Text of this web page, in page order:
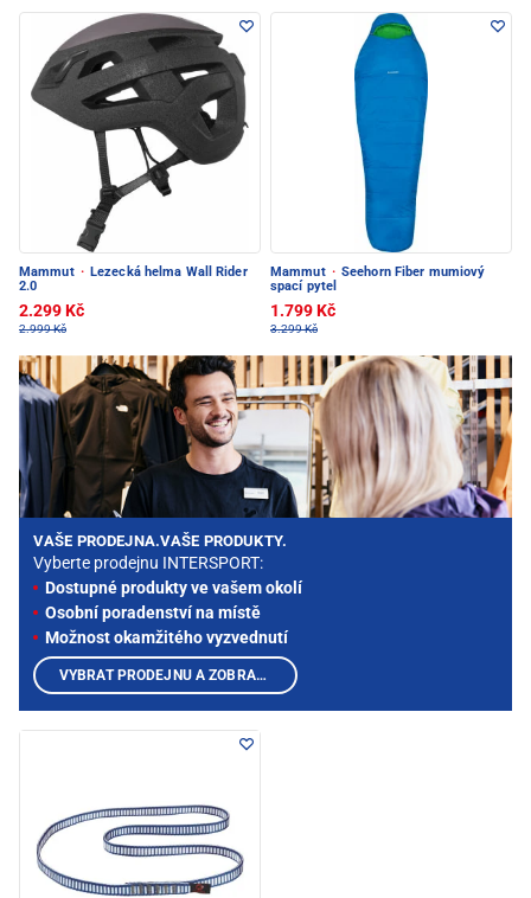
Mammut · Lezecká helma Wall Rider
2.0
2.299 Kč
2.999 Kč
Mammut · Seehorn Fiber mumiový
spací pytel
1.799 Kč
3.299 Kč
VAŠE PRODEJNA.VAŠE PRODUKTY.
Vyberte prodejnu INTERSPORT:
Dostupné produkty ve vašem okolí
Osobní poradenství na místě
Možnost okamžitého vyzvednutí
VYBRAT PRODEJNU A ZOBRAZIT PRODUKTY